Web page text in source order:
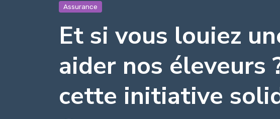
Assurance
Et si vous louiez
aider nos éleveurs
cette initiative